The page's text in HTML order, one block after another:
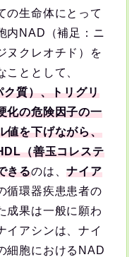
の生命体にとって
内NAD（補足：ニ
ヌクレオチド）を
ととして、
質）、トリグリ
化の危険因子の一
値を下げながら、
（善玉コレステ
きるのは、ナイア
循環器疾患患者の
成果は一般に願わ
イアシンは、ナイ
細胞におけるNAD